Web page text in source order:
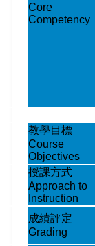
Core
Competency
教學目標
Course
Objectives
授課方式
Approach to
Instruction
成績評定
Grading